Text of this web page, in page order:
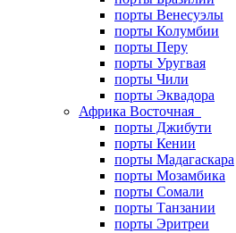
порты Венесуэлы
порты Колумбии
порты Перу
порты Уругвая
порты Чили
порты Эквадора
Африка Восточная
порты Джибути
порты Кении
порты Мадагаскара
порты Мозамбика
порты Сомали
порты Танзании
порты Эритреи